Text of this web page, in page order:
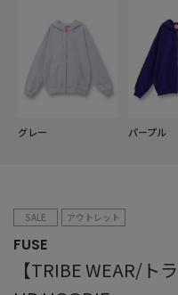
グレー パープル
SALE アウトレット
FUSE
【TRIBE WEAR/ト